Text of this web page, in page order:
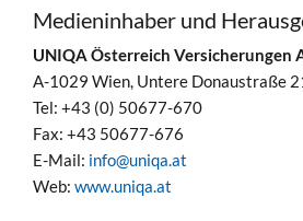
Medieninhaber und
UNIQA Österreich Versicherungen
A-1029 Wien, Untere Donaustraße
Tel: +43 (0) 50677-670
Fax: +43 50677-676
E-Mail: info@uniqa.at
Web: www.uniqa.at